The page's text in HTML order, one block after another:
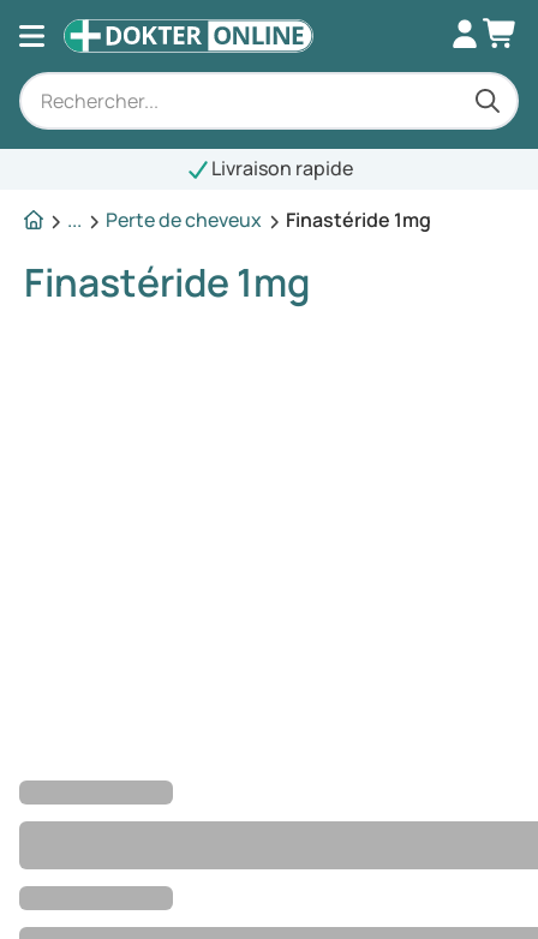
Livraison rapide
...
Perte de cheveux Finastéride 1mg
Finastéride 1mg